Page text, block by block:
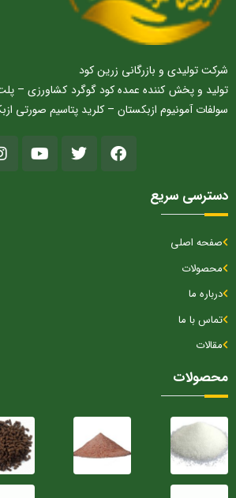
شرکت تولیدی و بازرگانی زرین کود
تولید و پخش کننده عمده کود گوگرد کشاورزی –
سولفات آمونیوم ازبکستان – کلرید پتاسیم صورتی
دسترسی سریع
صفحه اصلی
محصولات
درباره ما
تماس با ما
مقالات
محصولات